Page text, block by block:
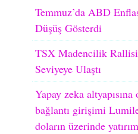
Temmuz’da ABD
Düşüş Gösterdi
TSX Madencilik
Seviyeye Ulaştı
Yapay zeka
bağlantı girişimi
doların üzerinde